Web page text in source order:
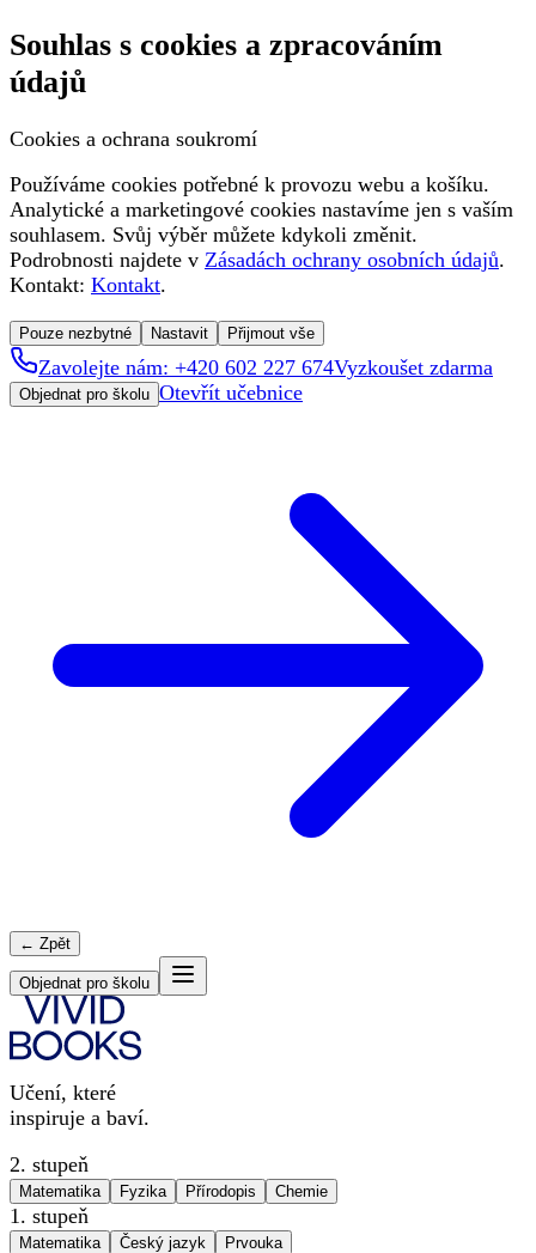
Souhlas s cookies a zpracováním
údajů
Cookies a ochrana soukromí
Používáme cookies potřebné k provozu webu a košíku.
Analytické a marketingové cookies nastavíme jen s vaším
souhlasem. Svůj výběr můžete kdykoli změnit.
Podrobnosti najdete v Zásadách ochrany osobních údajů.
Kontakt: Kontakt.
Pouze nezbytné Nastavit Přijmout vše
Zavolejte nám: +420 602 227 674Vyzkoušet zdarma
Objednat pro školu Otevřít učebnice
← Zpět
Objednat pro školu
Učení, které
inspiruje a baví.
2. stupeň
Matematika Fyzika Přírodopis Chemie
1. stupeň
Matematika Český jazyk
Prvouka